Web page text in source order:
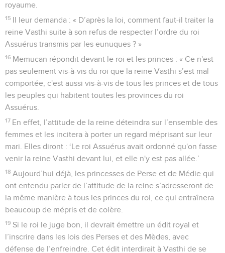
royaume.
15 Il leur demanda : « D’après la loi, comment faut-il traiter la
reine Vasthi suite à son refus de respecter l’ordre du roi
Assuérus transmis par les eunuques ? »
16 Memucan répondit devant le roi et les princes : « Ce n'est
pas seulement vis-à-vis du roi que la reine Vasthi s’est mal
comportée, c'est aussi vis-à-vis de tous les princes et de tous
les peuples qui habitent toutes les provinces du roi
Assuérus.
17 En effet, l’attitude de la reine déteindra sur l’ensemble des
femmes et les incitera à porter un regard méprisant sur leur
mari. Elles diront : ‘Le roi Assuérus avait ordonné qu'on fasse
venir la reine Vasthi devant lui, et elle n'y est pas allée.’
18 Aujourd’hui déjà, les princesses de Perse et de Médie qui
ont entendu parler de l’attitude de la reine s’adresseront de
la même manière à tous les princes du roi, ce qui entraînera
beaucoup de mépris et de colère.
19 Si le roi le juge bon, il devrait émettre un édit royal et
l’inscrire dans les lois des Perses et des Mèdes, avec
défense de l’enfreindre. Cet édit interdirait à Vasthi de se